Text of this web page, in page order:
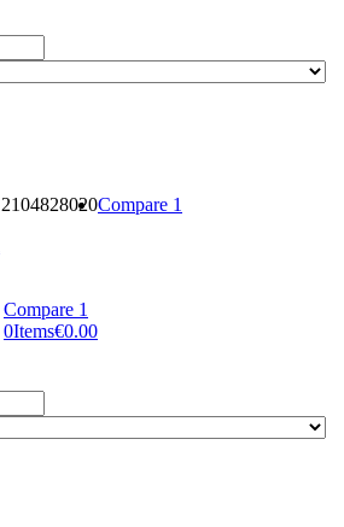
2104828020Compare 1
Compare 1
0Items€0.00